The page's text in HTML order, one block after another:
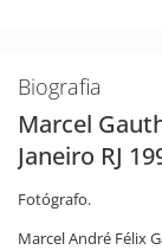
Biografia
Marcel
Janeiro RJ
Fotógrafo.
Marcel André Félix